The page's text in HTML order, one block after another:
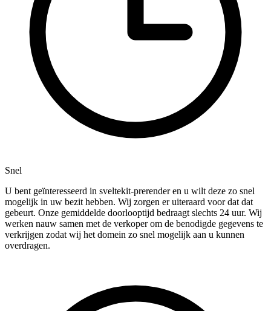
Snel
U bent geïnteresseerd in sveltekit-prerender en u wilt deze zo snel
mogelijk in uw bezit hebben. Wij zorgen er uiteraard voor dat dat
gebeurt. Onze gemiddelde doorlooptijd bedraagt slechts 24 uur. Wij
werken nauw samen met de verkoper om de benodigde gegevens te
verkrijgen zodat wij het domein zo snel mogelijk aan u kunnen
overdragen.